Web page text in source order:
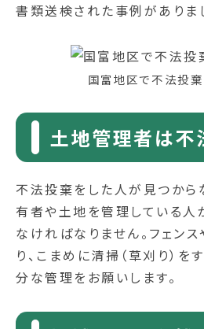
書類送検された事例がありま
国富地区で不法投
土地管理者は不
不法投棄をした人が見つから
有者や土地を管理している人
なければなりません。フェン
り、こまめに清掃（草刈り）を
分な管理をお願いします。